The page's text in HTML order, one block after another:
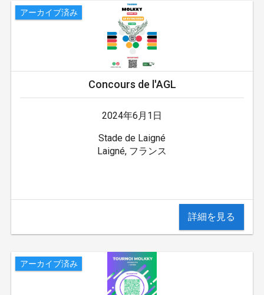
アーカイブ済み
Concours de l'AGL
2024年6月1日
Stade de Laigné
Laigné, フランス
詳細を見る
アーカイブ済み